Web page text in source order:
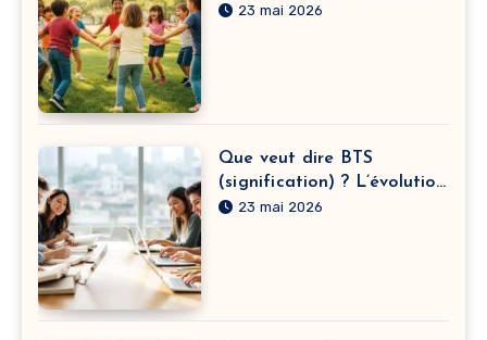
à pratiquer sans matériel
23 mai 2026
Que veut dire BTS
(signification) ? L’évolution
du sens derrière l’acronyme
23 mai 2026